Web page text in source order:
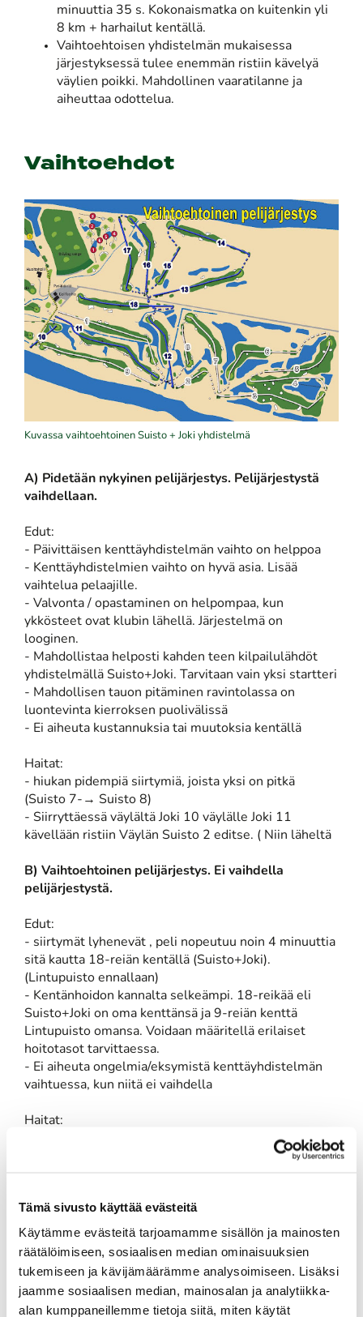
Tämä sivusto käyttää evästeitä
Käytämme evästeitä tarjoamamme sisällön ja mainosten
räätälöimiseen, sosiaalisen median ominaisuuksien
tukemiseen ja kävijämäärämme analysoimiseen. Lisäksi
jaamme sosiaalisen median, mainosalan ja analytiikka-
alan kumppaneillemme tietoja siitä, miten käytät
minuuttia 35 s. Kokonaismatka on kuitenkin yli
8 km + harhailut kentällä.
Vaihtoehtoisen yhdistelmän mukaisessa
järjestyksessä tulee enemmän ristiin kävelyä
väylien poikki. Mahdollinen vaaratilanne ja
aiheuttaa odottelua.
Vaihtoehdot
Kuvassa vaihtoehtoinen Suisto + Joki yhdistelmä
A) Pidetään nykyinen pelijärjestys. Pelijärjestystä
vaihdellaan.
Edut:
- Päivittäisen kenttäyhdistelmän vaihto on helppoa
- Kenttäyhdistelmien vaihto on hyvä asia. Lisää
vaihtelua pelaajille.
- Valvonta / opastaminen on helpompaa, kun
ykkösteet ovat klubin lähellä. Järjestelmä on
looginen.
- Mahdollistaa helposti kahden teen kilpailulähdöt
yhdistelmällä Suisto+Joki. Tarvitaan vain yksi startteri
- Mahdollisen tauon pitäminen ravintolassa on
luontevinta kierroksen puolivälissä
- Ei aiheuta kustannuksia tai muutoksia kentällä
Haitat:
- hiukan pidempiä siirtymiä, joista yksi on pitkä
(Suisto 7-→ Suisto 8)
- Siirryttäessä väylältä Joki 10 väylälle Joki 11
kävellään ristiin Väylän Suisto 2 editse. ( Niin läheltä
B) Vaihtoehtoinen pelijärjestys. Ei vaihdella
pelijärjestystä.
Edut:
- siirtymät lyhenevät , peli nopeutuu noin 4 minuuttia
sitä kautta 18-reiän kentällä (Suisto+Joki).
(Lintupuisto ennallaan)
- Kentänhoidon kannalta selkeämpi. 18-reikää eli
Suisto+Joki on oma kenttänsä ja 9-reiän kenttä
Lintupuisto omansa. Voidaan määritellä erilaiset
hoitotasot tarvittaessa.
- Ei aiheuta ongelmia/eksymistä kenttäyhdistelmän
vaihtuessa, kun niitä ei vaihdella
Haitat:
- Aiheuttaa kustannuksia/muutoksia kentällä.
Opasteiden uusinta, slouppaus, uudet kartat,
pahimmillaan pari vuotta. Emme pysty itse juurikaan
vaikuttamaan.
- Yhdistelmiä ei vaihdella. Vähentää pelaamisen
- Kahden teen kisalähdöt vaativat 2 startteria tai
lähdöt tee 1 ja 11, jolloin ei ole tasapainoinen aika-